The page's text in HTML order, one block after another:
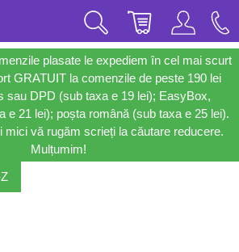
plasate le expediem în cel mai scurt
GRATUIT la comenzile de peste 190 lei
sau DPD (sub taxa e 19 lei); EasyBox,
e 21 lei); poșta română (sub taxa e 25 lei).
mici vă rugăm scrieți la căutare reducere.
Mulțumim!